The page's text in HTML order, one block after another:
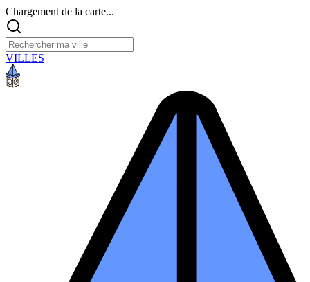
Chargement de la carte...
VILLES